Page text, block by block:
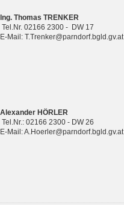
Ing. Thomas TRENKER
Tel.Nr. 02166 2300 - DW 17
E-Mail: T.Trenker@parndorf.bgld.gv.at
Alexander HÖRLER
Tel.Nr.: 02166 2300 - DW 26
E-Mail: A.Hoerler@parndorf.bgld.gv.at